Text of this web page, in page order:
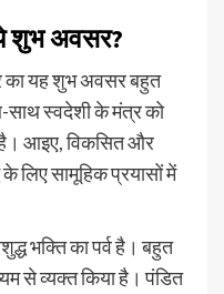
ये शुभ अवसर?
का यह शुभ अवसर बहुत
स्वदेशी के मंत्र को
है। आइए, विकसित और
लिए सामूहिक प्रयासों में
भक्ति का पर्व है। बहुत
से व्यक्त किया है। पंडित